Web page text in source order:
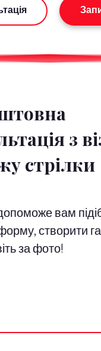
з
стрілки
вам
створити
за фото!